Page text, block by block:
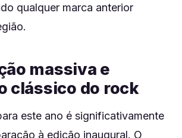
qualquer marca anterior
massiva e
clássico do rock
este ano é significativamente
à edição inaugural. O